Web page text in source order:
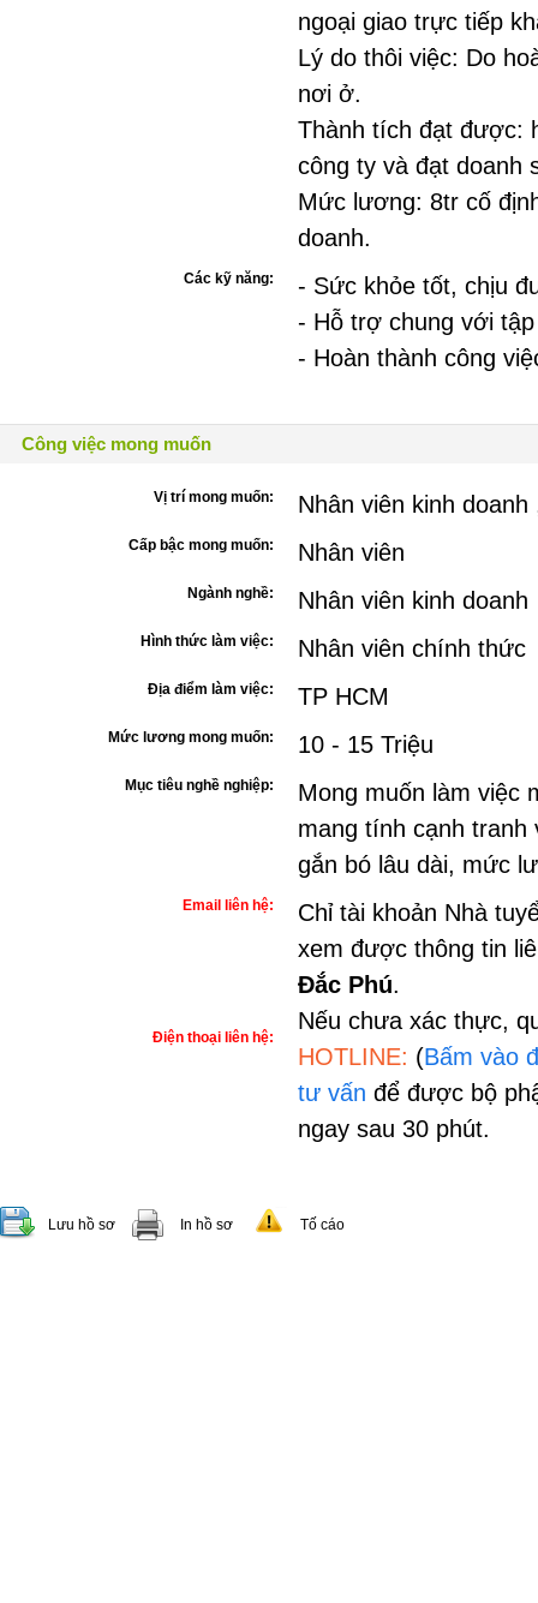
ngoại giao trực tiếp
Lý do thôi việc: Do
nơi ở.
Thành tích đạt được:
công ty và đạt doanh
Mức lương: 8tr cố
doanh.
Các kỹ năng:
- Sức khỏe tốt, chịu
- Hỗ trợ chung với
- Hoàn thành công
Công việc mong muốn
Vị trí mong muốn: Nhân viên kinh
Cấp bậc mong muốn: Nhân viên
Ngành nghề: Nhân viên kinh doanh
Hình thức làm việc: Nhân viên chính thức
Địa điểm làm việc: TP HCM
Mức lương mong muốn: 10 - 15 Triệu
Mục tiêu nghề nghiệp:
Mong muốn làm việc
mang tính cạnh tranh
gắn bó lâu dài, mức
Email liên hệ:
Chỉ tài khoản Nhà
xem được thông tin
Đắc Phú.
Nếu chưa xác thực,
HOTLINE: (Bấm vào
tư vấn để được bộ
ngay sau 30 phút.
Điện thoại liên hệ:
Lưu hồ sơ In hồ sơ Tố cáo